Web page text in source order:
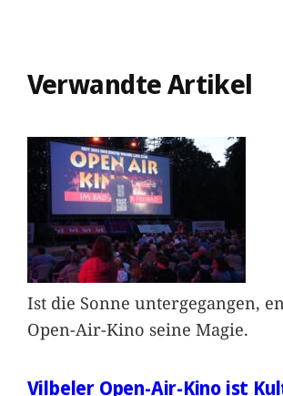
Verwandte Artikel
Ist die Sonne untergegangen,
Open-Air-Kino seine Magie.
Vilbeler Open-Air-Kino ist